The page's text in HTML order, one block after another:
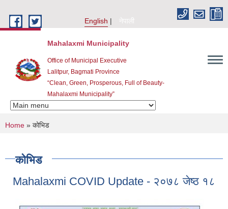
English
नेपाली
Mahalaxmi Municipality
Office of Municipal Executive
Lalitpur, Bagmati Province
“Clean, Green, Prosperous, Full of Beauty-
Mahalaxmi Municipality”
You are here
Home » कोभिड
कोभिड
Mahalaxmi COVID Update - २०७८ जेष्ठ १८